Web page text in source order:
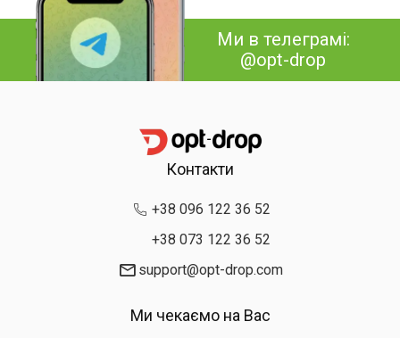
Ми в телеграмі:
@opt-drop
Контакти
+38 096 122 36 52
+38 073 122 36 52
support@opt-drop.com
Ми чекаємо на Вас